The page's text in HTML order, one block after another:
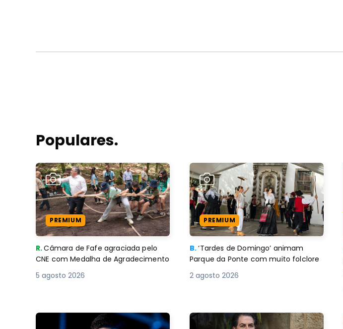
Populares.
PREMIUM
R.Câmara de Fafe agraciada pelo
CNE com Medalha de Agradecimento
5 agosto 2026
PREMIUM
B.‘Tardes de Domingo’ animam
Parque da Ponte com muito folclore
2 agosto 2026